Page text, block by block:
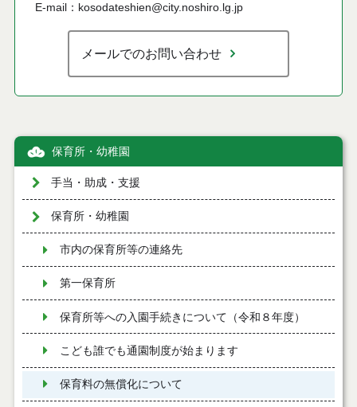
E-mail：kosodateshien@city.noshiro.lg.jp
メールでのお問い合わせ
保育所・幼稚園
手当・助成・支援
保育所・幼稚園
市内の保育所等の連絡先
第一保育所
保育所等への入園手続きについて（令和８年度）
こども誰でも通園制度が始まります
保育料の無償化について